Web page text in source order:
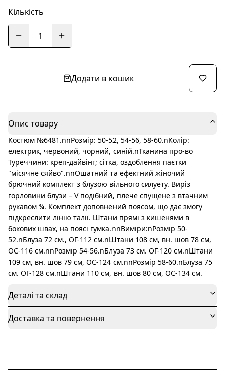
Кількість
1
Додати в кошик
Опис товару
Костюм №6481.nnРозмір: 50-52, 54-56, 58-60.nКолір:
електрик, червоний, чорний, синій.nТканина про-во
Туреччини: креп-дайвінг; сітка, оздоблення паєтки
"місячне сяйво".nnОшатний та ефектний жіночий
брючний комплект з блузою вільного силуету. Виріз
горловини блузи – V подібний, плече спущене з втачним
рукавом ¾. Комплект доповнений поясом, що дає змогу
підкреслити лінію талії. Штани прямі з кишенями в
бокових швах, на поясі гумка.nnВиміри:nРозмір 50-
52.nБлуза 72 см., ОГ-112 см.nШтани 108 см, вн. шов 78 см,
ОС-116 см.nnРозмір 54-56.nБлуза 73 см. ОГ-120 см.nШтани
109 см, вн. шов 79 см, ОС-124 см.nnРозмір 58-60.nБлуза 75
см. ОГ-128 см.nШтани 110 см, вн. шов 80 см, ОС-134 см.
Деталі та склад
Доставка та повернення